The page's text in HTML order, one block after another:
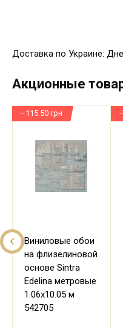
Доставка по Украине:
Акционные
Виниловые обои
на флизелиновой
основе Sintra
Edelina метровые
1.06х10.05 м
542705
–115.50 грн